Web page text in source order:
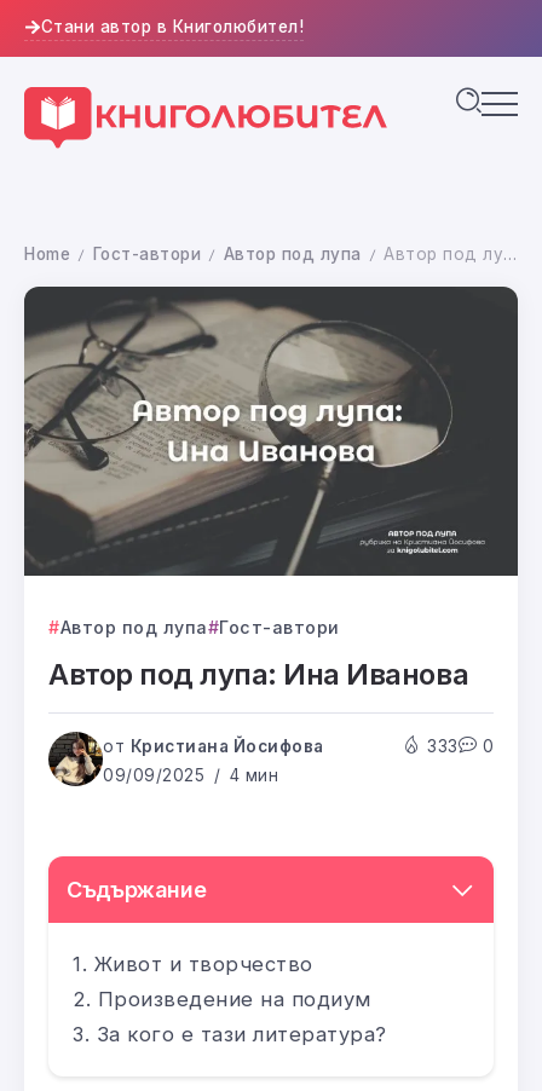
Стани автор в Книголюбител!
Home / Гост-автори / Автор под лупа / Автор под лупа: Ина Иванова
Автор под лупа Гост-автори
Автор под лупа: Ина Иванова
от Кристиана Йосифова
09/09/2025
4 мин
333 0
Съдържание
Живот и творчество
Произведение на подиум
За кого е тази литература?